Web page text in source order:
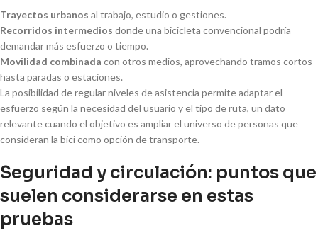
Trayectos urbanos al trabajo, estudio o gestiones.
Recorridos intermedios donde una bicicleta convencional podría
demandar más esfuerzo o tiempo.
Movilidad combinada con otros medios, aprovechando tramos cortos
hasta paradas o estaciones.
La posibilidad de regular niveles de asistencia permite adaptar el
esfuerzo según la necesidad del usuario y el tipo de ruta, un dato
relevante cuando el objetivo es ampliar el universo de personas que
consideran la bici como opción de transporte.
Seguridad y circulación: puntos que
suelen considerarse en estas
pruebas